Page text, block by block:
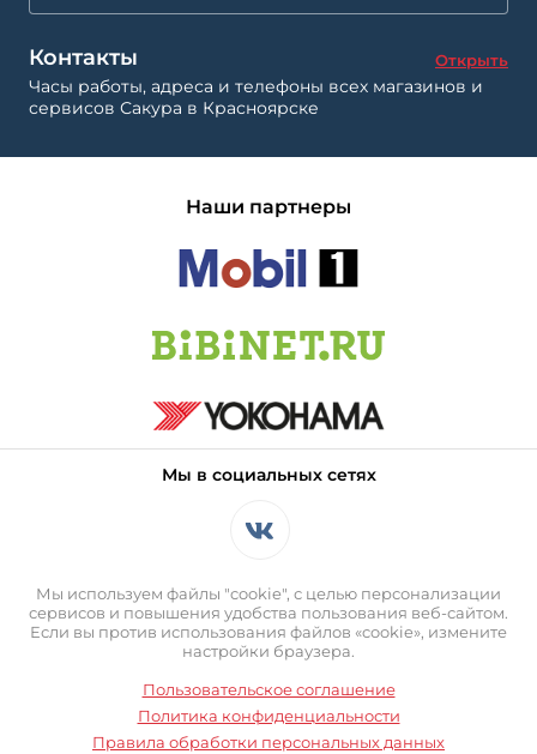
Контакты Открыть
Часы работы, адреса и телефоны всех магазинов и
сервисов Сакура в Красноярске
Наши партнеры
Мы в социальных сетях
Мы используем файлы "cookie", с целью персонализации
сервисов и повышения удобства пользования веб-сайтом.
Если вы против использования файлов «cookie», измените
настройки браузера.
Пользовательское соглашение
Политика конфиденциальности
Правила обработки персональных данных